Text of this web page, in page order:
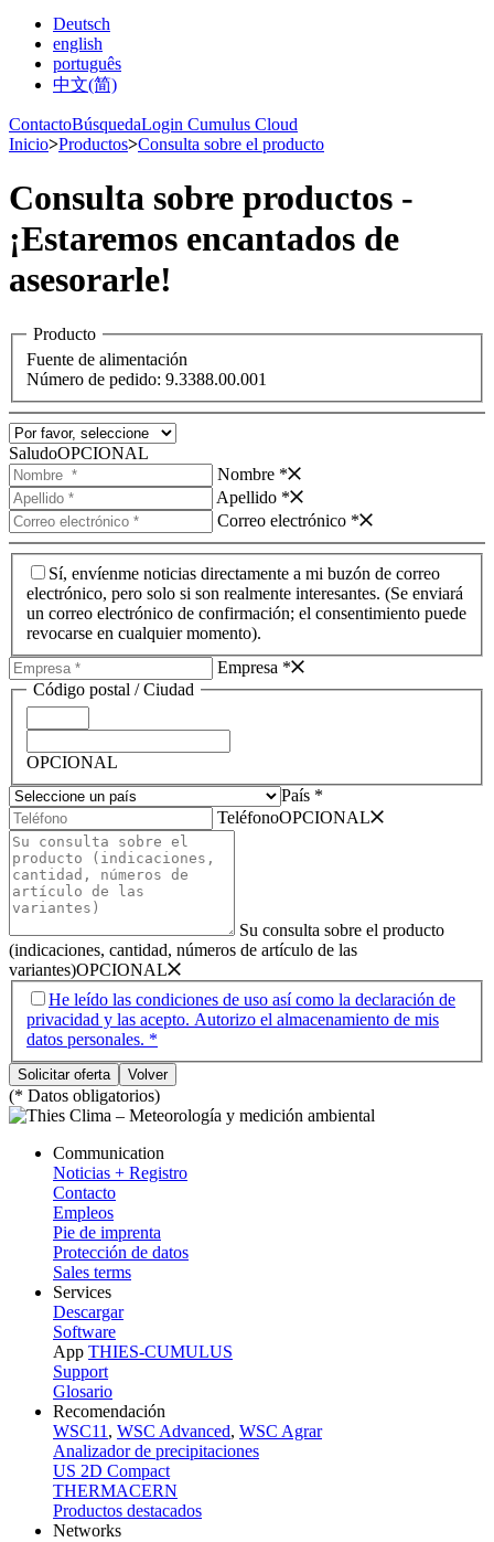
Deutsch
english
português
中文(简)
ContactoBúsquedaLogin Cumulus Cloud
Inicio>Productos>Consulta sobre el producto
Consulta sobre productos -
¡Estaremos encantados de
asesorarle!
Producto
Fuente de alimentación
Número de pedido: 9.3388.00.001
SaludoOPCIONAL
Nombre *
Apellido *
Correo electrónico *
Sí, envíenme noticias directamente a mi buzón de correo
electrónico, pero solo si son realmente interesantes. (Se enviará
un correo electrónico de confirmación; el consentimiento puede
revocarse en cualquier momento).
Empresa *
Código postal /­ Ciudad
OPCIONAL
País *
TeléfonoOPCIONAL
Su consulta sobre el producto
(indicaciones, cantidad, números de artículo de las
variantes)OPCIONAL
He leído las condiciones de uso así como la declaración de
privacidad y las acepto. Autorizo el almacenamiento de mis
datos personales. *
(* Datos obligatorios)
Communication
Noticias + Registro
Contacto
Empleos
Pie de imprenta
Protección de datos
Sales terms
Services
Descargar
Software
App THIES-CUMULUS
Support
Glosario
Recomendación
WSC11 , WSC Advanced, WSC Agrar
Analizador de precipitaciones
US 2D Compact
THERMACERN
Productos destacados
Networks